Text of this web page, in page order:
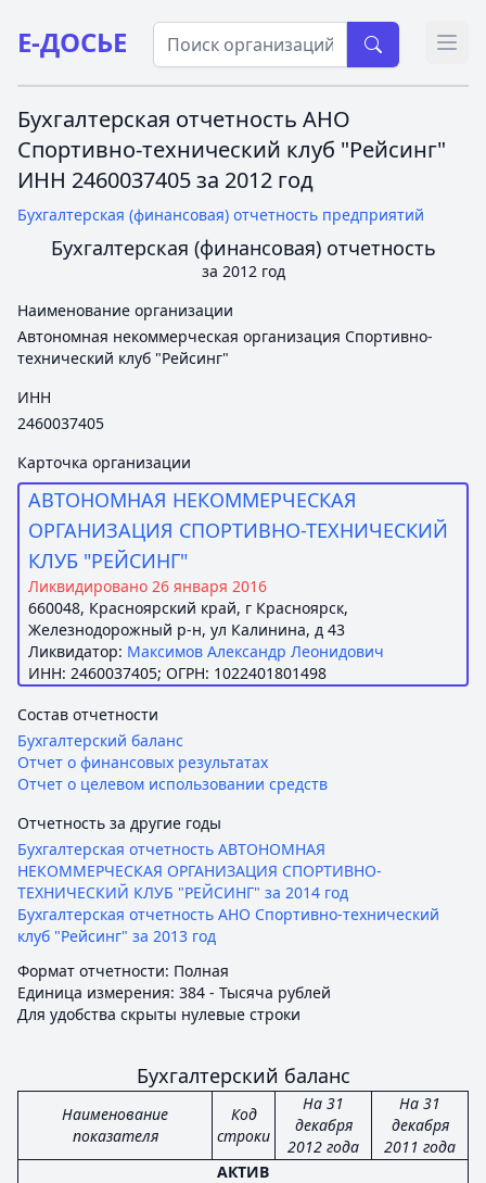
Е-ДОСЬЕ
Бухгалтерская отчетность АНО
Спортивно-технический клуб "Рейсинг"
ИНН 2460037405 за 2012 год
Бухгалтерская (финансовая) отчетность предприятий
Бухгалтерская (финансовая) отчетность
за 2012 год
Наименование организации
Автономная некоммерческая организация Спортивно-
технический клуб "Рейсинг"
ИНН
2460037405
Карточка организации
АВТОНОМНАЯ НЕКОММЕРЧЕСКАЯ
ОРГАНИЗАЦИЯ СПОРТИВНО-ТЕХНИЧЕСКИЙ
КЛУБ "РЕЙСИНГ"
Ликвидировано 26 января 2016
660048, Красноярский край, г Красноярск,
Железнодорожный р-н, ул Калинина, д 43
Ликвидатор: Максимов Александр Леонидович
ИНН: 2460037405; ОГРН: 1022401801498
Состав отчетности
Бухгалтерский баланс
Отчет о финансовых результатах
Отчет о целевом использовании средств
Отчетность за другие годы
Бухгалтерская отчетность АВТОНОМНАЯ
НЕКОММЕРЧЕСКАЯ ОРГАНИЗАЦИЯ СПОРТИВНО-
ТЕХНИЧЕСКИЙ КЛУБ "РЕЙСИНГ" за 2014 год
Бухгалтерская отчетность АНО Спортивно-технический
клуб "Рейсинг" за 2013 год
Формат отчетности: Полная
Единица измерения: 384 - Тысяча рублей
Для удобства скрыты нулевые строки
Бухгалтерский баланс
Наименование
показателя
Код
строки
На 31
декабря
2012 года
На 31
декабря
2011 года
АКТИВ